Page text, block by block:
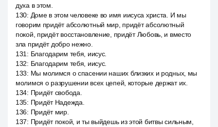
духа в этом.
130: Доме в этом человеке во имя иисуса христа. И мы
говорим придёт абсолютный мир, придёт абсолютный
покой, придёт восстановление, придёт Любовь, и вместо
зла придёт добро нежно.
131 : Благодарим тебя, иисус.
132: Благодарим тебя, иисус.
133: Мы молимся о спасении наших близких и родных, мы
молимся о разрушении всех цепей, которые держат их.
134: Придёт свобода.
135: Придёт Надежда.
136: Придёт мир.
137: Придёт покой, и ты выйдешь из этой битвы сильным,